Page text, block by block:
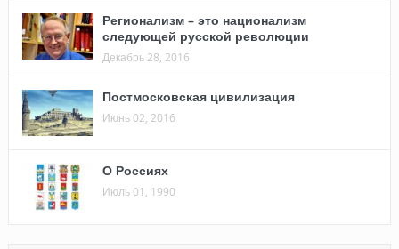
Регионализм – это национализм
следующей русской революции
Декабрь 28, 2016
Постмосковская цивилизация
Июнь 02, 2016
О Россиях
Июль 01, 1990